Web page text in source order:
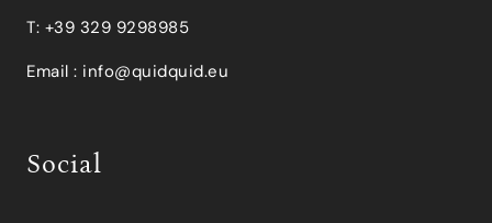
T: +39 329 9298985
Email : info@quidquid.eu
Social